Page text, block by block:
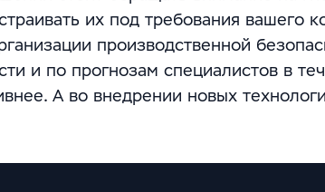
их под требования вашего
производственной
и по прогнозам специалистов в
А во внедрении новых